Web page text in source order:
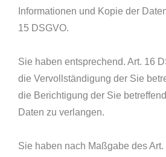
Informationen und Kopie der
15 DSGVO.
Sie haben entsprechend. Art. 16
die Vervollständigung der Sie
die Berichtigung der Sie
Daten zu verlangen.
Sie haben nach Maßgabe des